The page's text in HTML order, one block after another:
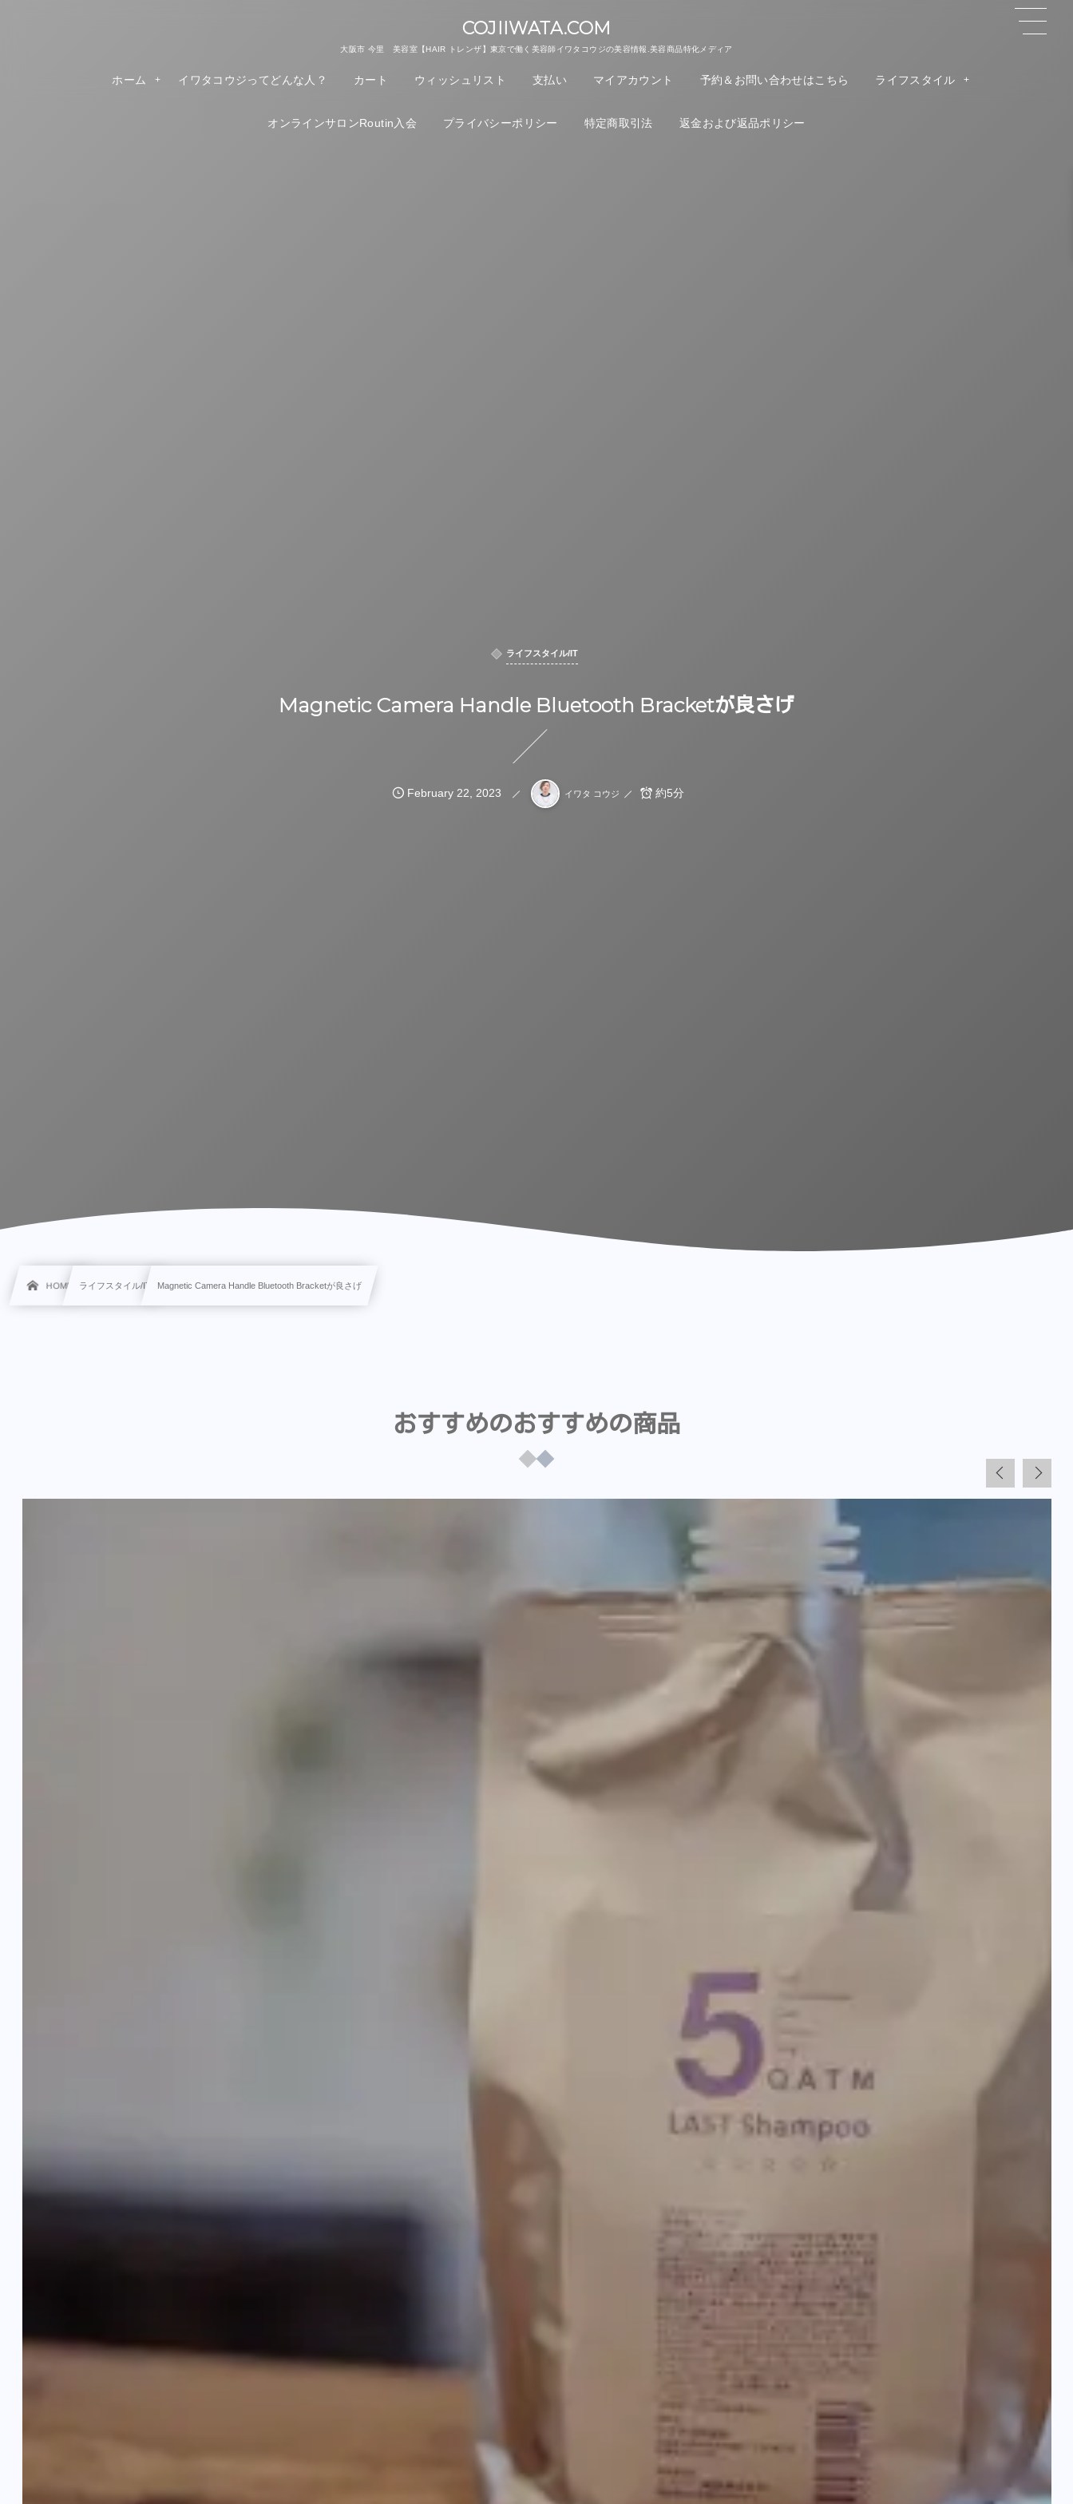
COJIIWATA.COM
大阪市 今里 美容室【HAIR トレンザ】東京で働く美容師イワタコウジの美容情報.美容商品特化メディア
ホーム イワタコウジってどんな人？ カート ウィッシュリスト 支払い マイアカウント 予約＆お問い合わせはこちら ライフスタイル
オンラインサロンRoutin入会 プライバシーポリシー 特定商取引法 返金および返品ポリシー
ライフスタイル/IT
Magnetic Camera Handle Bluetooth Bracketが良さげ
February 22, 2023 イワタ コウジ 約5分
HOME ライフスタイル/IT Magnetic Camera Handle Bluetooth Bracketが良さげ
おすすめのおすすめの商品